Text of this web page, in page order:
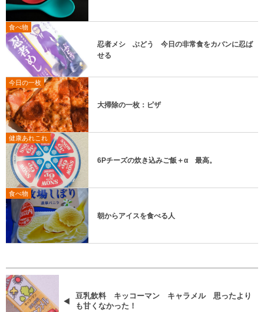
食べ物
忍者メシ ぶどう 今日の非常食をカバンに忍ば
せる
今日の一枚
大掃除の一枚：ピザ
健康あれこれ
6Pチーズの炊き込みご飯＋α 最高。
食べ物
朝からアイスを食べる人
豆乳飲料 キッコーマン キャラメル 思ったより
も甘くなかった！